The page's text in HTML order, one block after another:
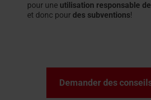
pour une utilisation responsable
et donc pour des subventions!
Demander des